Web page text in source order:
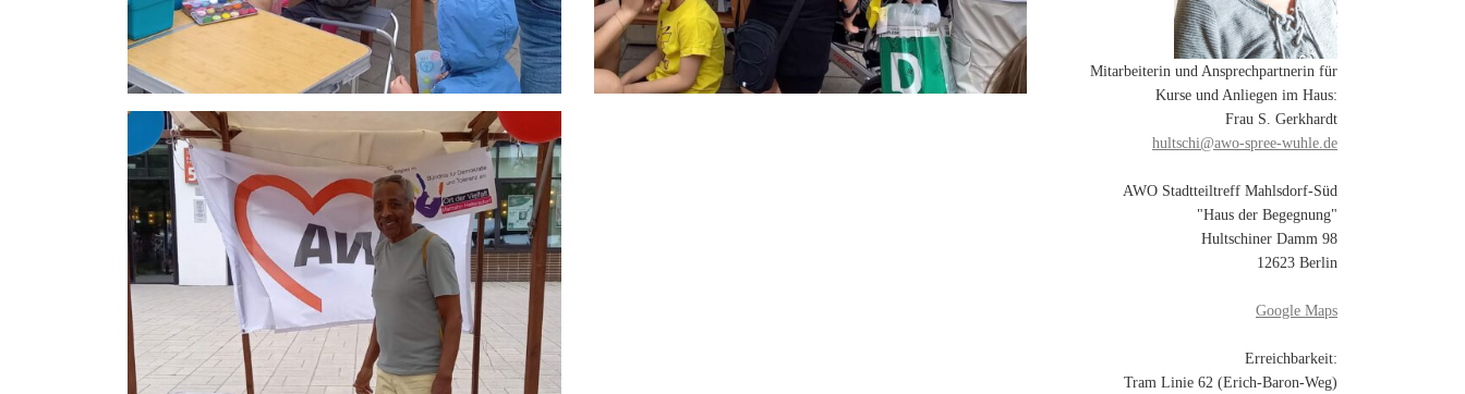
Mitarbeiterin und Ansprechpartnerin für
Kurse und Anliegen im Haus:
Frau S. Gerkhardt
hultschi@awo-spree-wuhle.de
AWO Stadtteiltreff Mahlsdorf-Süd
"Haus der Begegnung"
Hultschiner Damm 98
12623 Berlin
Google Maps
Erreichbarkeit:
Tram Linie 62 (Erich-Baron-Weg)